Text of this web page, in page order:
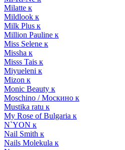
Milatte к
Mildlook к
Milk Plus к
Million Pauline к
Miss Selene к
Missha к
Misss Tais к
Miyueleni к
Mizon к
Monic Beauty к
Moschino / Москино к
Mustika ratu к
My Rose of Bulgaria к
N`YON к
Nail Smith к
Nails Molekula к